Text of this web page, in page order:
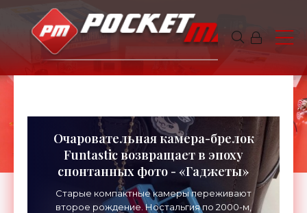
Очаровательная камера-брелок
Funtastic возвращает в эпоху
спонтанных фото - «Гаджеты»
Старые компактные камеры переживают
второе рождение. Ностальгия по 2000-м,